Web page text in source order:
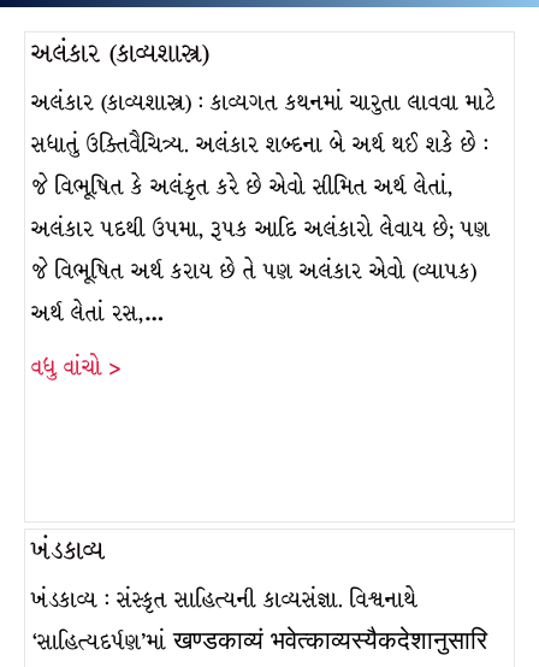
અલંકાર (કાવ્યશાસ્ત્ર)
અલંકાર (કાવ્યશાસ્ત્ર) : કાવ્યગત કથનમાં ચારુતા લાવવા માટે
સધાતું ઉક્તિવૈચિત્ર્ય. અલંકાર શબ્દના બે અર્થ થઈ શકે છે :
જે વિભૂષિત કે અલંકૃત કરે છે એવો સીમિત અર્થ લેતાં,
અલંકાર પદથી ઉપમા, રૂપક આદિ અલંકારો લેવાય છે; પણ
જે વિભૂષિત અર્થ કરાય છે તે પણ અલંકાર એવો (વ્યાપક)
અર્થ લેતાં રસ,…
વધુ વાંચો >
ખંડકાવ્ય
ખંડકાવ્ય : સંસ્કૃત સાહિત્યની કાવ્યસંજ્ઞા. વિશ્વનાથે
‘સાહિત્યદર્પણ’માં खण्डकाव्यं भवेत्काव्यस्यैकदेशानुसारि